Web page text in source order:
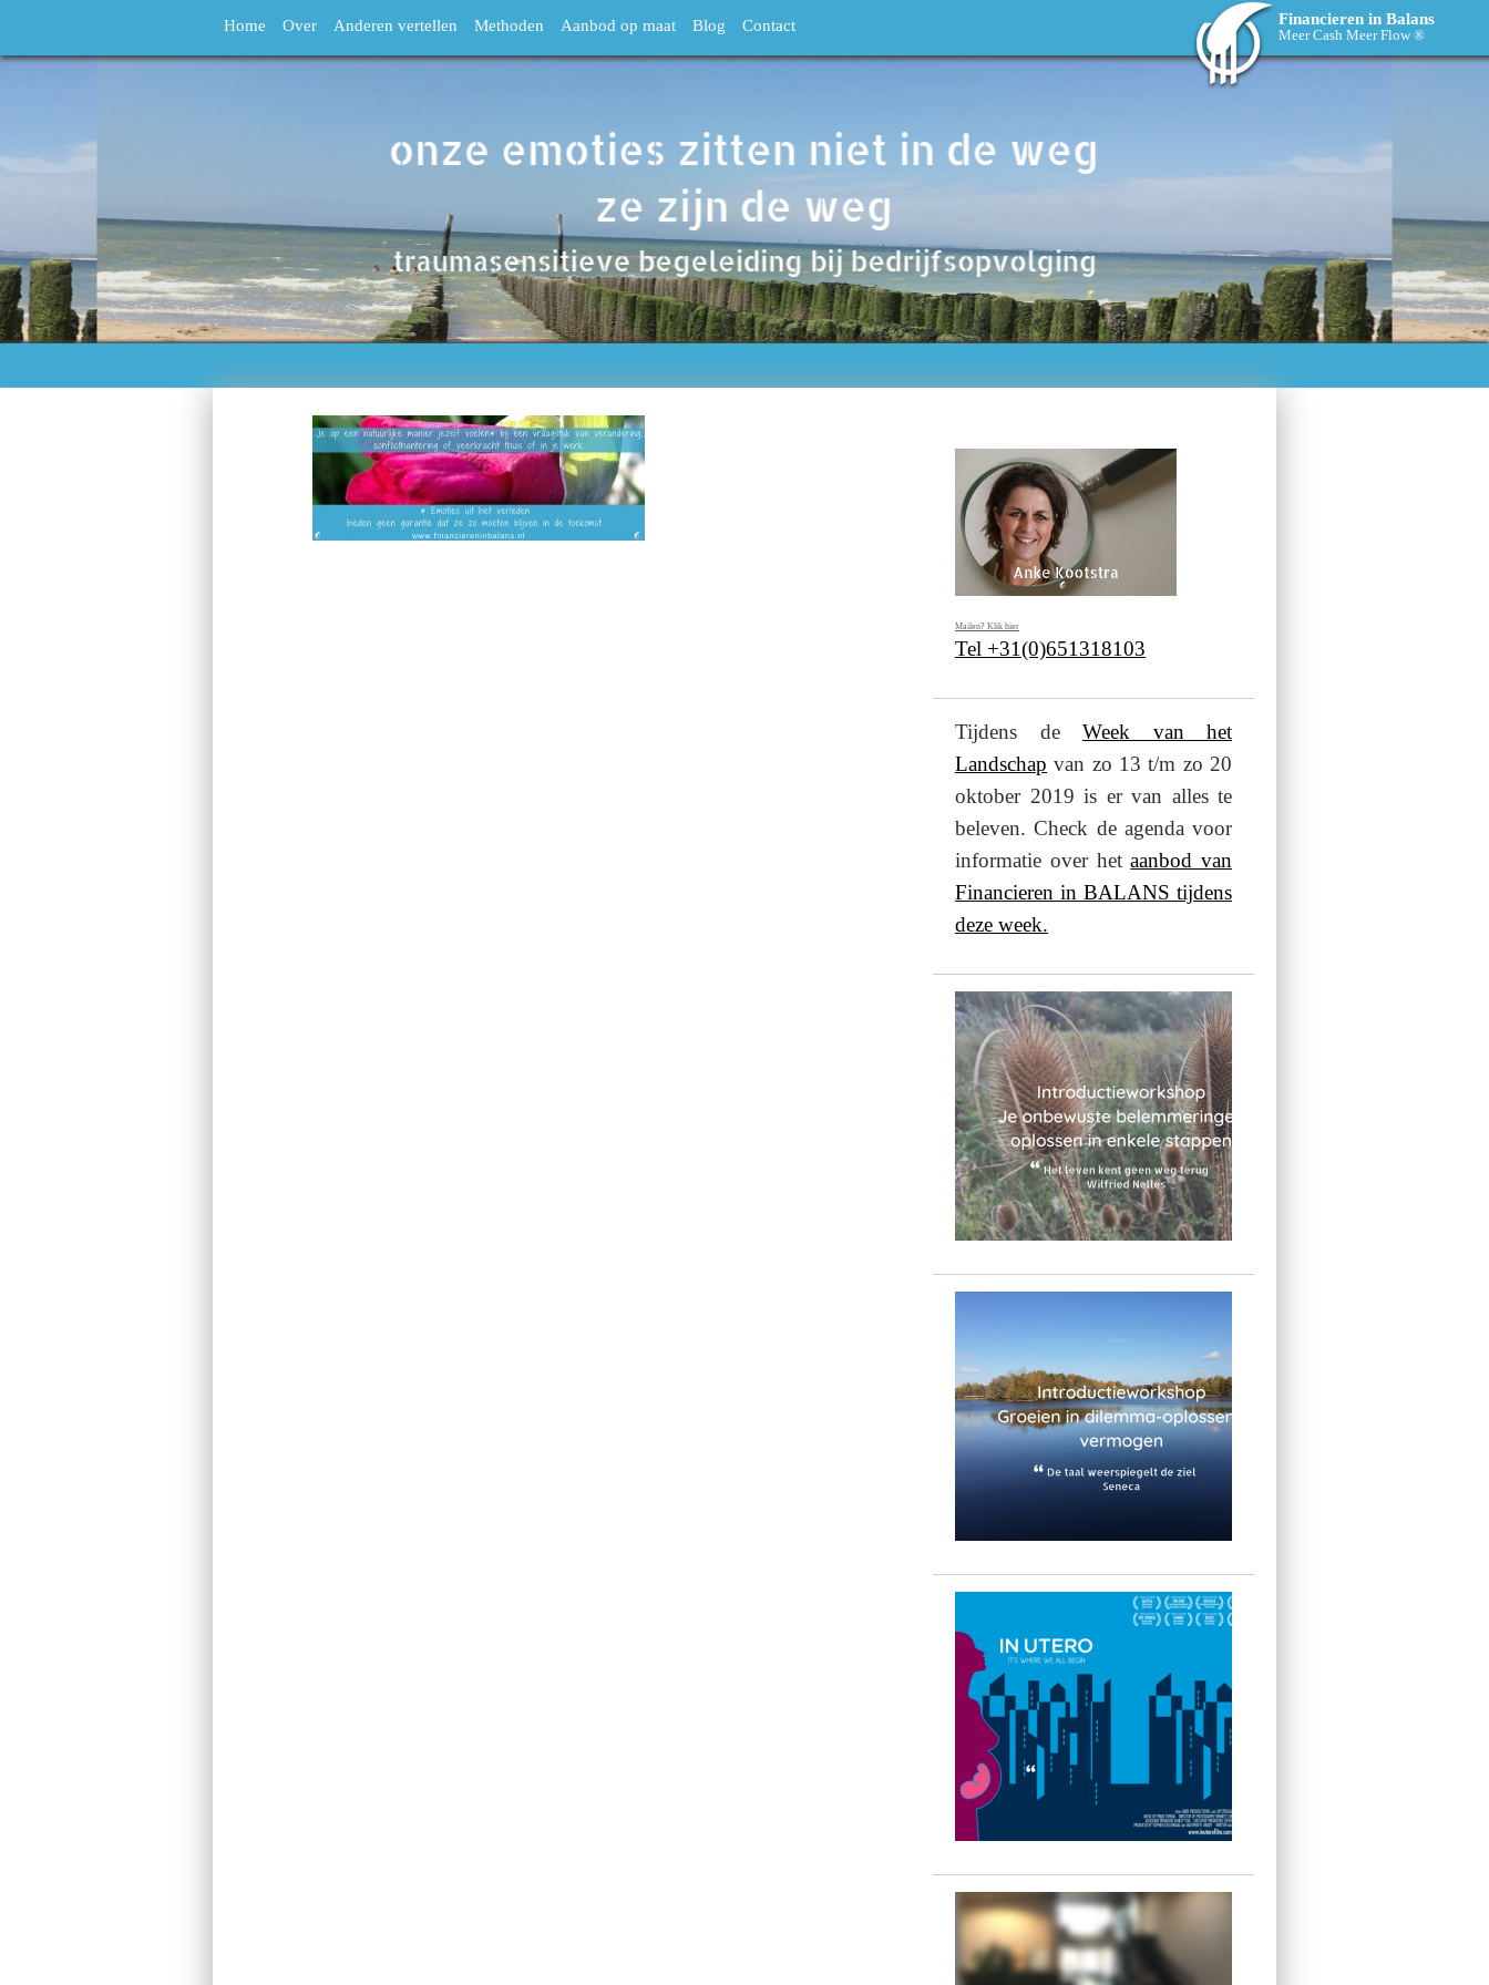
Home Over Anderen vertellen Methoden Aanbod op maat Blog Contact Financieren in Balans
Meer Cash Meer Flow ®
Mailen? Klik hier
Tel +31(0)651318103
Tijdens de Week van het
Landschap van zo 13 t/m zo 20
oktober 2019 is er van alles te
beleven. Check de agenda voor
informatie over hetaanbod van
Financieren in BALANS tijdens
deze week.